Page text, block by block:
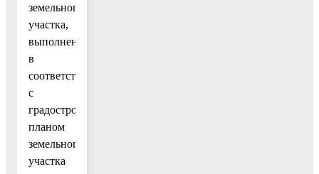
земельного
участка,
выполненная
в
соответствии
с
градостроительным
планом
земельного
участка